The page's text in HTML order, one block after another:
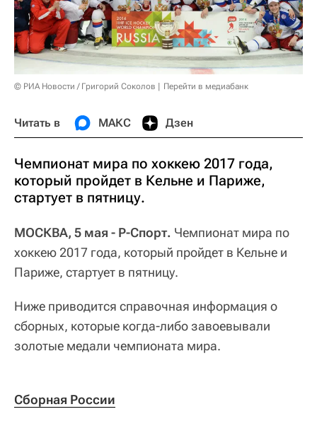
© РИА Новости / Григорий Соколов Перейти в медиабанк
Читать в МАКС Дзен
Чемпионат мира по хоккею 2017 года,
который пройдет в Кельне и Париже,
стартует в пятницу.
МОСКВА, 5 мая - Р-Спорт. Чемпионат мира по
хоккею 2017 года, который пройдет в Кельне и
Париже, стартует в пятницу.
Ниже приводится справочная информация о
сборных, которые когда-либо завоевывали
золотые медали чемпионата мира.
Сборная России